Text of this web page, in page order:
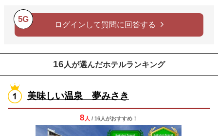
5G
ログインして質問に回答する
16 人が選んだホテルランキング
美味しい温泉 夢みさき
8 人 / 16人がおすすめ！